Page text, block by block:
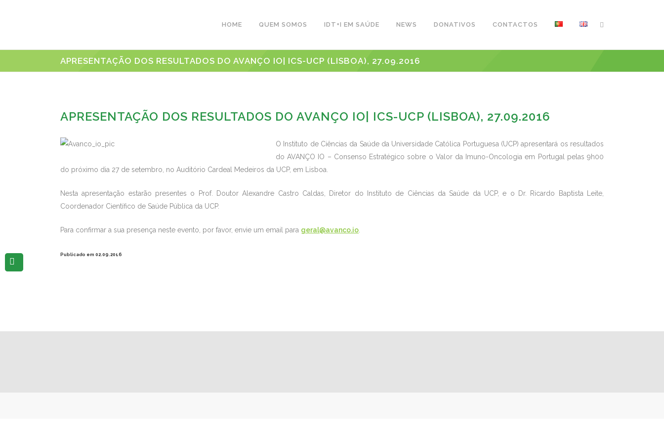
HOME QUEM SOMOS IDT+I EM SAÚDE NEWS DONATIVOS CONTACTOS
APRESENTAÇÃO DOS RESULTADOS DO AVANÇO IO| ICS-UCP (LISBOA), 27.09.2016
APRESENTAÇÃO DOS RESULTADOS DO AVANÇO IO| ICS-UCP (LISBOA), 27.09.2016
O Instituto de Ciências da Saúde da Universidade Católica Portuguesa (UCP) apresentará os resultados
do AVANÇO IO – Consenso Estratégico sobre o Valor da Imuno-Oncologia em Portugal pelas 9h00
do próximo dia 27 de setembro, no Auditório Cardeal Medeiros da UCP, em Lisboa.
Nesta apresentação estarão presentes o Prof. Doutor Alexandre Castro Caldas, Diretor do Instituto de Ciências da Saúde da UCP, e o Dr. Ricardo Baptista Leite,
Coordenador Científico de Saúde Pública da UCP.
Para confirmar a sua presença neste evento, por favor, envie um email para geral@avanco.io
Publicado em 02.09.2016